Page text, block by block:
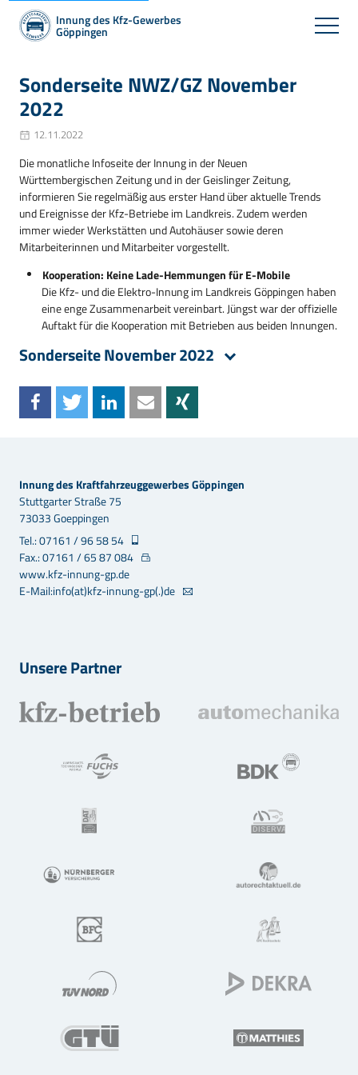
Innung des Kfz-Gewerbes
Göppingen
Sonderseite NWZ/GZ November
2022
12.11.2022
Die monatliche Infoseite der Innung in der Neuen
Württembergischen Zeitung und in der Geislinger Zeitung,
informieren Sie regelmäßig aus erster Hand über aktuelle Trends
und Ereignisse der Kfz-Betriebe im Landkreis. Zudem werden
immer wieder Werkstätten und Autohäuser sowie deren
Mitarbeiterinnen und Mitarbeiter vorgestellt.
Kooperation: Keine Lade-Hemmungen für E-Mobile
Die Kfz- und die Elektro-Innung im Landkreis Göppingen haben
eine enge Zusammenarbeit vereinbart. Jüngst war der offizielle
Auftakt für die Kooperation mit Betrieben aus beiden Innungen.
Sonderseite November 2022
Innung des Kraftfahrzeuggewerbes Göppingen
Stuttgarter Straße 75
73033 Goeppingen
Tel.: 07161 / 96 58 54
Fax.: 07161 / 65 87 084
www.kfz-innung-gp.de
E-Mail:info(at)kfz-innung-gp(.)de
Unsere Partner